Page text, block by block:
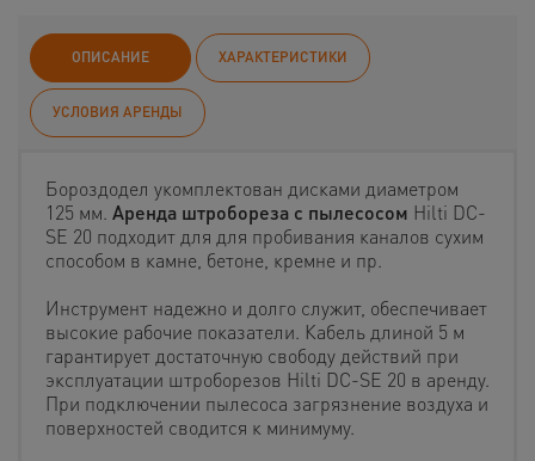
ОПИСАНИЕ ХАРАКТЕРИСТИКИ
УСЛОВИЯ АРЕНДЫ
Бороздодел укомплектован дисками диаметром
125 мм. Аренда штробореза с пылесосом Hilti DC-
SE 20 подходит для для пробивания каналов сухим
способом в камне, бетоне, кремне и пр.
Инструмент надежно и долго служит, обеспечивает
высокие рабочие показатели. Кабель длиной 5 м
гарантирует достаточную свободу действий при
эксплуатации штроборезов Hilti DC-SE 20 в аренду.
При подключении пылесоса загрязнение воздуха и
поверхностей сводится к минимуму.